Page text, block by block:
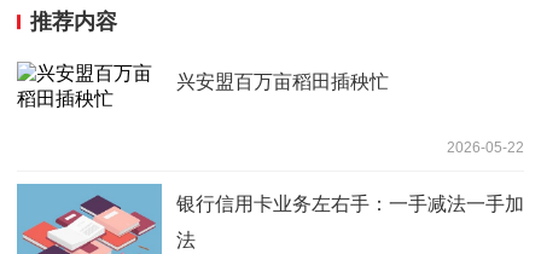
推荐内容
兴安盟百万亩稻田插秧忙
2026-05-22
银行信用卡业务左右手：一手减法一手加
法